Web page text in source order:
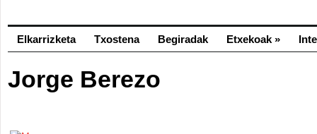
Elkarrizketa Txostena Begiradak Etxekoak »
Jorge Berezo